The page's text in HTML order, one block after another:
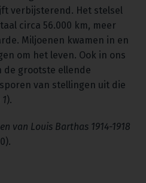
verbijsterend. Het stelsel
circa 56.000 km, meer
Miljoenen kwamen in en
om het leven. Ook in ons
de grootste ellende
van stellingen uit die
).
van Louis Barthas 1914-1918